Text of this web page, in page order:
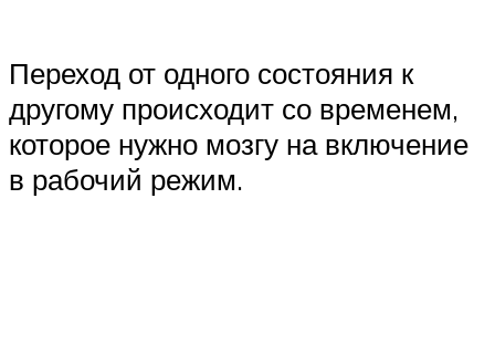
Переход от одного состояния к
другому происходит со временем,
которое нужно мозгу на включение
в рабочий режим.